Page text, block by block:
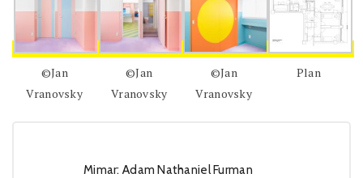
©Jan
Vranovsky
©Jan
Vranovsky
©Jan
Vranovsky
Plan
Mimar: Adam Nathaniel Furman